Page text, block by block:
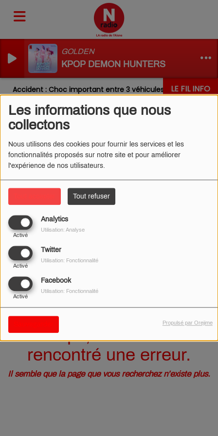
Les informations que nous
collectons
Nous utilisons des cookies pour fournir les services et les
fonctionnalités proposés sur notre site et pour améliorer
l'expérience de nos utilisateurs.
Tout refuser
Analytics
Activé
Utilisation: Analyse
Twitter
Activé
Utilisation: Fonctionnalité
Facebook
Activé
Utilisation: Fonctionnalité
Propulsé par Orejime
GOLDEN
KPOP DEMON HUNTERS
LE FIL INFO
Accident : Choc important entre 3 véhicules sur la RN31 ce
Oups, vous avez
rencontré une erreur.
Il semble que la page que vous recherchez n’existe plus.